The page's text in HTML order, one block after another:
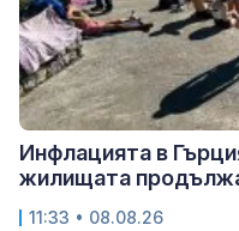
Инфлацията в
жилищата
11:33 • 08.08.26